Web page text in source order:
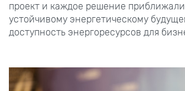
проект и каждое решение
устойчивому энергетическому
доступность энергоресурсов для